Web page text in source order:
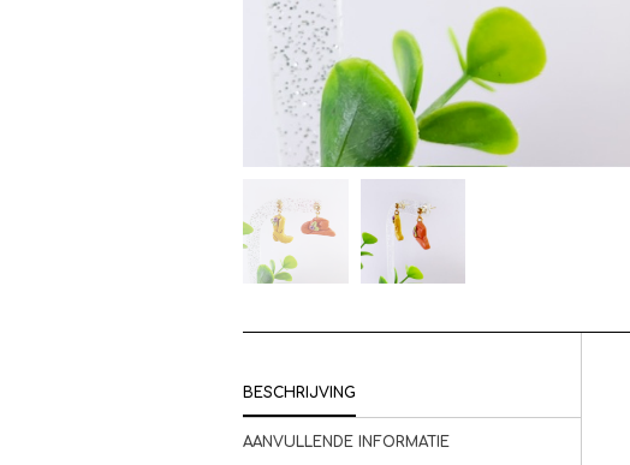
BESCHRIJVING
AANVULLENDE INFORMATIE